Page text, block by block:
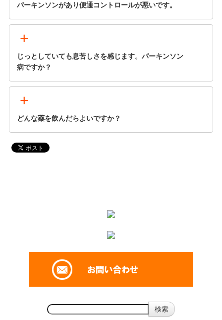
パーキンソンがあり便通コントロールが悪いです。
+
じっとしていても息苦しさを感じます。パーキンソン
病ですか？
+
どんな薬を飲んだらよいですか？